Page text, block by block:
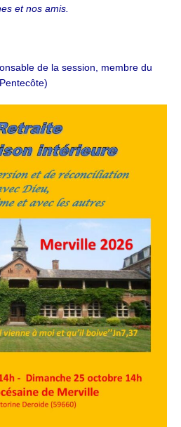
et nos amis.
de la session, membre du